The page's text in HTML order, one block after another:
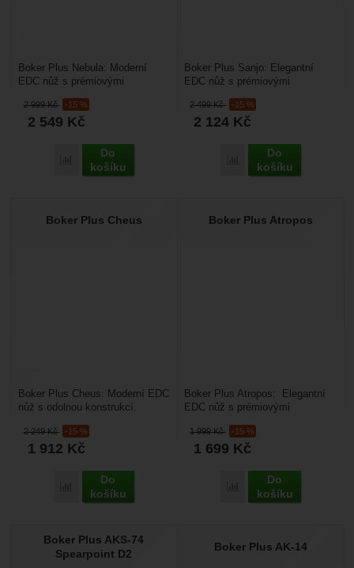
2 999Kč -15 %
2 549 Kč
Přidat 'Boker Plus Nebula' k porovnání
Do
košíku
Boker Plus Nebula: Moderní
EDC nůž s prémiovými
spolehlivý – Böker Plus...
2 499Kč -15 %
2 124 Kč
Přidat 'Boker Plus
Do
košíku
Boker Plus Sanjo: Elegantní
EDC nůž s prémiovými
spolehlivý – Böker Plus...
Boker Plus Cheus
2 249Kč -15 %
1 912 Kč
Přidat 'Boker Plus Cheus' k porovnání
Do
košíku
Boker Plus Cheus: Moderní EDC
nůž s odolnou konstrukcí.
Böker Plus Cheus...
Boker Plus Atropos
1 999Kč -15 %
1 699 Kč
Přidat 'Boker Plus
Do
košíku
Boker Plus Atropos: Elegantní
EDC nůž s prémiovými
precizně zpracovaný...
Boker Plus AKS-74
Spearpoint D2
Boker Plus AK-14